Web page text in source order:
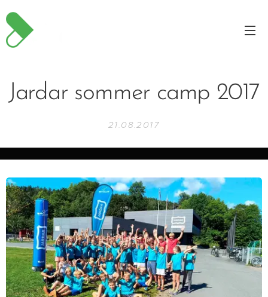
Jardar sommer camp 2017
21.08.2017